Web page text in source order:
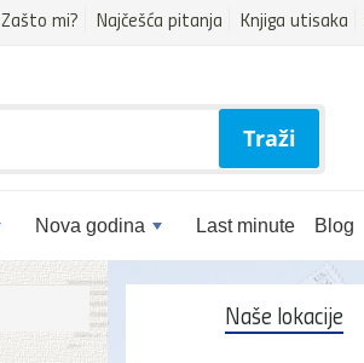
Zašto mi? Najčešća pitanja Knjiga utisaka
Nova godina Last minute Blog
Traži
Naše lokacije